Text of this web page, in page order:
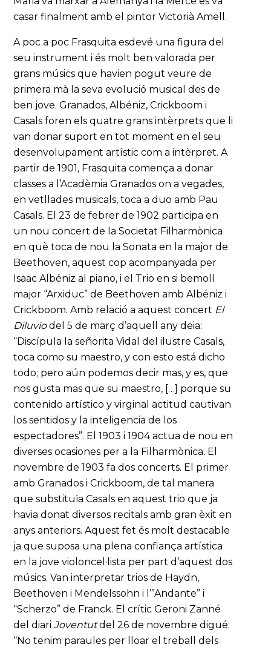
casar finalment amb el pintor Victorià Amell.
A poc a poc Frasquita esdevé una figura del
seu instrument i és molt ben valorada per
grans músics que havien pogut veure de
primera mà la seva evolució musical des de
ben jove. Granados, Albéniz, Crickboom i
Casals foren els quatre grans intèrprets que li
van donar suport en tot moment en el seu
desenvolupament artístic com a intèrpret. A
partir de 1901, Frasquita comença a donar
classes a l’Acadèmia Granados on a vegades,
en vetllades musicals, toca a duo amb Pau
Casals. El 23 de febrer de 1902 participa en
un nou concert de la Societat Filharmònica
en què toca de nou la Sonata en la major de
Beethoven, aquest cop acompanyada per
Isaac Albéniz al piano, i el Trio en si bemoll
major “Arxiduc” de Beethoven amb Albéniz i
Crickboom. Amb relació a aquest concert El
Diluviodel 5 de març d’aquell any deia:
“Discípula la señorita Vidal del ilustre Casals,
toca como su maestro, y con esto está dicho
todo; pero aún podemos decir mas, y es, que
nos gusta mas que su maestro, […] porque su
contenido artístico y virginal actitud cautivan
los sentidos y la inteligencia de los
espectadores”. El 1903 i 1904 actua de nou en
diverses ocasiones per a la Filharmònica. El
novembre de 1903 fa dos concerts. El primer
amb Granados i Crickboom, de tal manera
que substituïa Casals en aquest trio que ja
havia donat diversos recitals amb gran èxit en
anys anteriors. Aquest fet és molt destacable
ja que suposa una plena confiança artística
en la jove violoncel·lista per part d’aquest dos
músics. Van interpretar trios de Haydn,
Beethoven i Mendelssohn i l’”Andante” i
“Scherzo” de Franck. El crític Geroni Zanné
del diariJoventutdel 26 de novembre digué:
“No tenim paraules per lloar el treball dels